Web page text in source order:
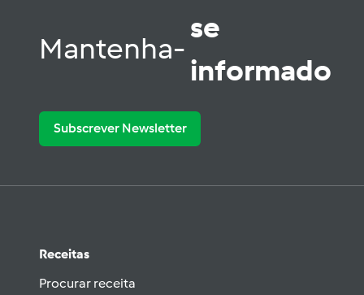
Mantenha-
se
informado
Subscrever Newsletter
Receitas
Procurar receita